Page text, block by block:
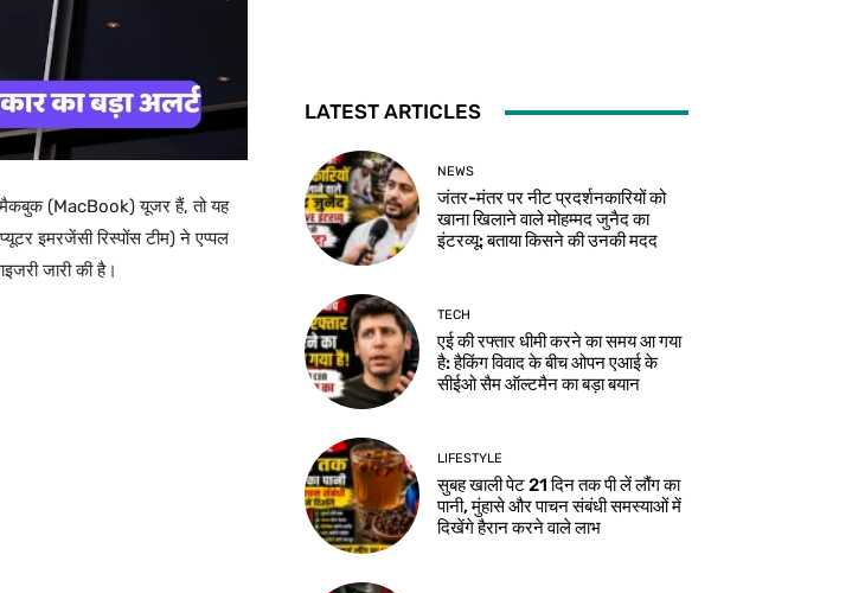
(MacBook) यूजर हैं, तो यह
इमरजेंसी रिस्पोंस टीम)ने एप्पल
जारी की है।
LATEST ARTICLES
NEWS
जंतर-मंतर पर नीट प्रदर्शनकारियों को
खाना खिलाने वाले मोहम्मद जुनैद का
इंटरव्यू: बताया किसने की उनकी मदद
TECH
एई की रफ्तार धीमी करने का समय आ गया
है: हैकिंग विवाद के बीच ओपन एआई के
सीईओ सैम ऑल्टमैन का बड़ा बयान
LIFESTYLE
सुबह खाली पेट 21 दिन तक पी लें लौंग का
पानी, मुंहासे और पाचन संबंधी समस्याओं में
दिखेंगे हैरान करने वाले लाभ